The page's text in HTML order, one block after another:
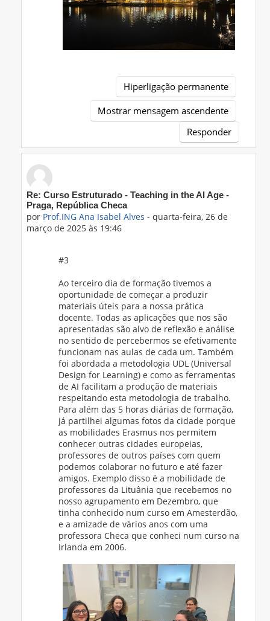
Hiperligação permanente
Mostrar mensagem ascendente
Responder
Em resposta a 'Prof.ING Ana Isabel Alves'
Re: Curso Estruturado - Teaching in the AI Age -
Praga, República Checa
por Prof.ING Ana Isabel Alves -quarta-feira, 26 de
março de 2025 às 19:46
#3
Ao terceiro dia de formação tivemos a
oportunidade de começar a produzir
materiais úteis para a nossa prática
docente. Todas as aplicações que nos são
apresentadas são alvo de reflexão e análise
no sentido de percebermos se efetivamente
funcionam nas aulas de cada um. Também
foi abordada a metodologia UDL (Universal
Design for Learning) e como as ferramentas
de AI facilitam a produção de materiais
respeitando esta metodologia de trabalho.
Para além das 5 horas diárias de formação,
já partilhei algumas fotos da cidade porque
as mobilidades Erasmus nos permitem
conhecer outras cidades europeias,
professores de outros países com quem
podemos colaborar no futuro e até fazer
amigos. Exemplo disso é a mobilidade de
professores da Lituânia que recebemos no
nosso agrupamento em Dezembro, que
tinha conhecido num curso em Amesterdão,
e a amizade de vários anos com uma
professora Checa que conheci num curso na
Irlanda em 2006.